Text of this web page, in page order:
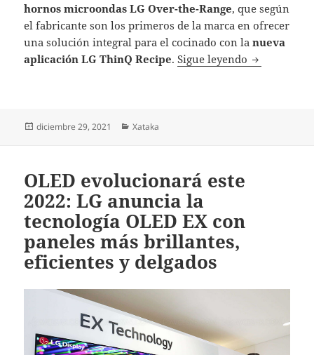
hornos microondas LG Over-the-Range, que según
el fabricante son los primeros de la marca en ofrecer
una solución integral para el cocinado con lanueva
aplicación LG ThinQ Recipe.Sigue leyendo Los nuevos
Publicado
diciembre 29, 2021 Categorías
Xataka
OLED evolucionará este
2022: LG anuncia la
tecnología OLED EX con
paneles más brillantes,
eficientes y delgados